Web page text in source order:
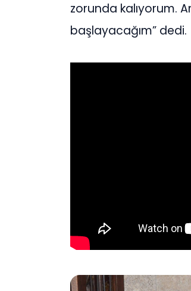
zorunda kalıyorum.
başlayacağım” dedi.